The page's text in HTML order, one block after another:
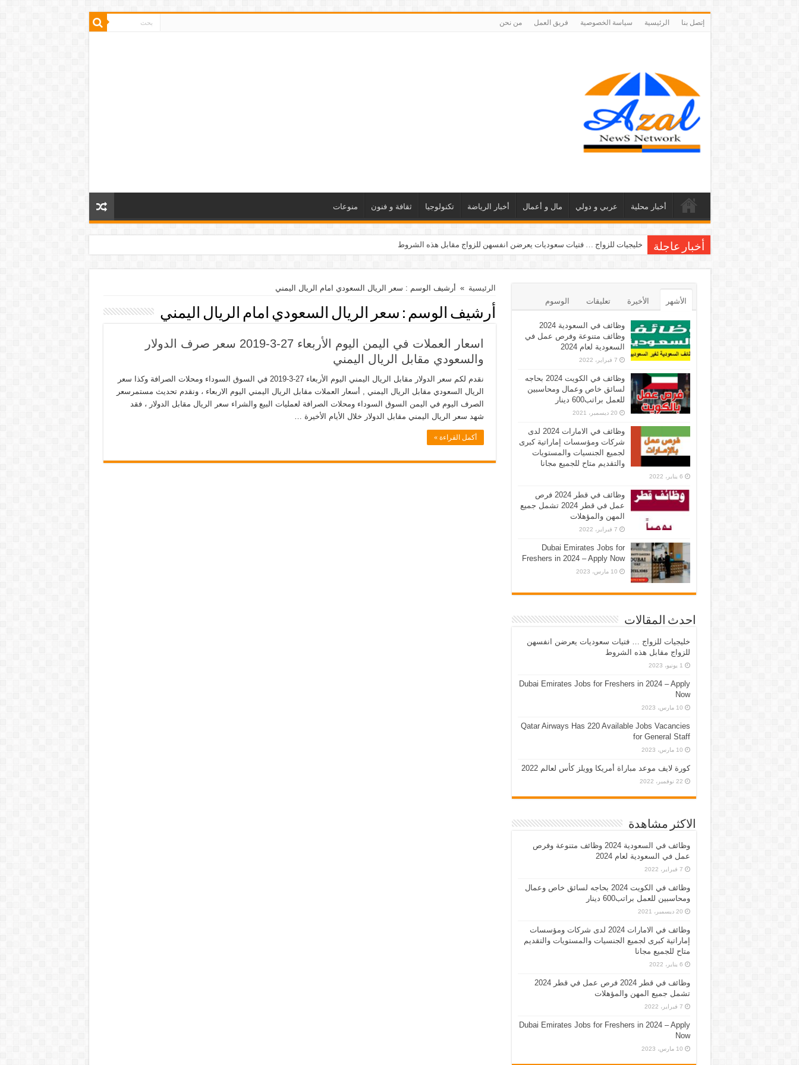
إتصل بنا الرئيسية سياسة الخصوصية فريق العمل من نحن
أخبار محلية عربي و دولي مال و أعمال أخبار الرياضة تكنولوجيا ثقافة و فنون منوعات
أخبار عاجلة خليجيات للزواج … فتيات سعوديات يعرضن انفسهن للزواج مقابل هذه الشروط
الرئيسية » أرشيف الوسم : سعر الريال السعودي امام الريال اليمني
أرشيف الوسم : سعر الريال السعودي امام الريال اليمني
اسعار العملات في اليمن اليوم الأربعاء 27-3-2019 سعر صرف الدولار
والسعودي مقابل الريال اليمني
نقدم لكم سعر الدولار مقابل الريال اليمني اليوم الأربعاء 27-3-2019 في السوق السوداء ومحلات الصرافة وكذا سعر
الريال السعودي مقابل الريال اليمني , أسعار العملات مقابل الريال اليمني اليوم الاربعاء ، ونقدم تحديث مستمرسعر
الصرف اليوم في اليمن السوق السوداء ومحلات الصرافة لعمليات البيع والشراء سعر الريال مقابل الدولار ، فقد
شهد سعر الريال اليمني مقابل الدولار خلال الأيام الأخيرة …
أكمل القراءة »
الأشهر الأخيرة تعليقات الوسوم
وظائف في السعودية 2024
وظائف متنوعة وفرص عمل في
السعودية لعام 2024
7 فبراير، 2022
وظائف في الكويت 2024 بحاجه
لسائق خاص وعمال ومحاسبين
للعمل براتب600 دينار
20 ديسمبر، 2021
وظائف في الامارات 2024 لدى
شركات ومؤسسات إماراتية كبرى
لجميع الجنسيات والمستويات
والتقديم متاح للجميع مجانا
6 يناير، 2022
وظائف في قطر 2024 فرص
عمل في قطر 2024 تشمل جميع
المهن والمؤهلات
7 فبراير، 2022
Dubai Emirates Jobs for
Freshers in 2024 – Apply Now
10 مارس، 2023
احدث المقالات
خليجيات للزواج … فتيات سعوديات يعرضن انفسهن
للزواج مقابل هذه الشروط
1 يونيو، 2023
Dubai Emirates Jobs for Freshers in 2024 – Apply
Now
10 مارس، 2023
Qatar Airways Has 220 Available Jobs Vacancies
for General Staff
10 مارس، 2023
كورة لايف موعد مباراة أمريكا وويلز كأس لعالم 2022
22 نوفمبر، 2022
الاكثر مشاهدة
وظائف في السعودية 2024 وظائف متنوعة وفرص
عمل في السعودية لعام 2024
7 فبراير، 2022
وظائف في الكويت 2024 بحاجه لسائق خاص وعمال
ومحاسبين للعمل براتب600 دينار
20 ديسمبر، 2021
وظائف في الامارات 2024 لدى شركات ومؤسسات
إماراتية كبرى لجميع الجنسيات والمستويات والتقديم
متاح للجميع مجانا
6 يناير، 2022
وظائف في قطر 2024 فرص عمل في قطر 2024
تشمل جميع المهن والمؤهلات
7 فبراير، 2022
Dubai Emirates Jobs for Freshers in 2024 – Apply
Now
10 مارس، 2023